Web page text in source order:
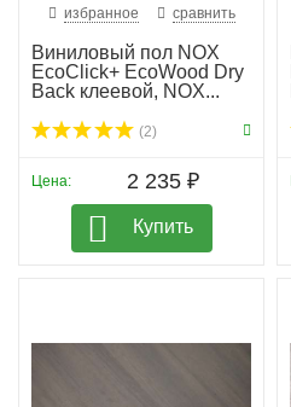
избранное сравнить
Виниловый пол NOX
EcoClick+ EcoWood Dry
Back клеевой, NOX...
(2)
Цена: 2 235 ₽
Купить